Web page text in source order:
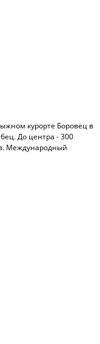
курорте Боровец в
До центра - 300
Международный